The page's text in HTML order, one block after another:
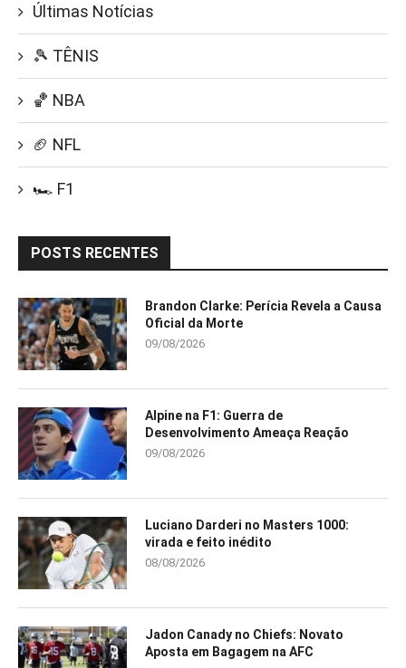
Últimas Notícias
🎾 TÊNIS
🏀 NBA
🏈 NFL
🏎️ F1
POSTS RECENTES
Brandon Clarke: Perícia Revela a Causa
Oficial da Morte
09/08/2026
Alpine na F1: Guerra de
Desenvolvimento Ameaça Reação
09/08/2026
Luciano Darderi no Masters 1000:
virada e feito inédito
08/08/2026
Jadon Canady no Chiefs: Novato
Aposta em Bagagem na AFC